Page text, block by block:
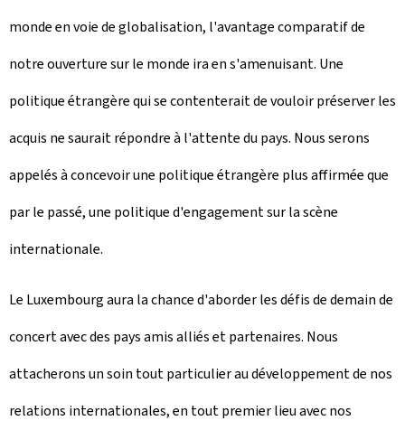
monde en voie de globalisation, l'avantage comparatif de
notre ouverture sur le monde ira en s'amenuisant. Une
politique étrangère qui se contenterait de vouloir préserver les
acquis ne saurait répondre à l'attente du pays. Nous serons
appelés à concevoir une politique étrangère plus affirmée que
par le passé, une politique d'engagement sur la scène
internationale.
Le Luxembourg aura la chance d'aborder les défis de demain de
concert avec des pays amis alliés et partenaires. Nous
attacherons un soin tout particulier au développement de nos
relations internationales, en tout premier lieu avec nos